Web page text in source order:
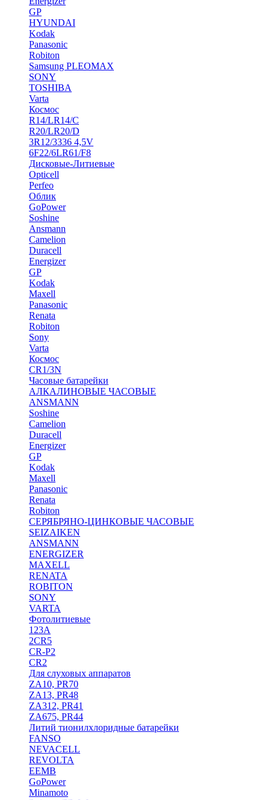
GP
HYUNDAI
Kodak
Panasonic
Robiton
Samsung PLEOMAX
SONY
TOSHIBA
Varta
Космос
R14/LR14/C
R20/LR20/D
3R12/3336 4,5V
6F22/6LR61/F8
Дисковые-Литиевые
Opticell
Perfeo
Облик
GoPower
Soshine
Ansmann
Camelion
Duracell
Energizer
GP
Kodak
Maxell
Panasonic
Renata
Robiton
Sony
Varta
Космос
CR1/3N
Часовые батарейки
АЛКАЛИНОВЫЕ ЧАСОВЫЕ
ANSMANN
Soshine
Camelion
Duracell
Energizer
GP
Kodak
Maxell
Panasonic
Renata
Robiton
СЕРЯБРЯНО-ЦИНКОВЫЕ ЧАСОВЫЕ
SEIZAIKEN
ANSMANN
ENERGIZER
MAXELL
RENATA
ROBITON
SONY
VARTA
Фотолитиевые
123A
2CR5
CR-P2
CR2
Для слуховых аппаратов
ZA10, PR70
ZA13, PR48
ZA312, PR41
ZA675, PR44
Литий тионилхлоридные батарейки
FANSO
NEVACELL
REVOLTA
EEMB
GoPower
Minamoto